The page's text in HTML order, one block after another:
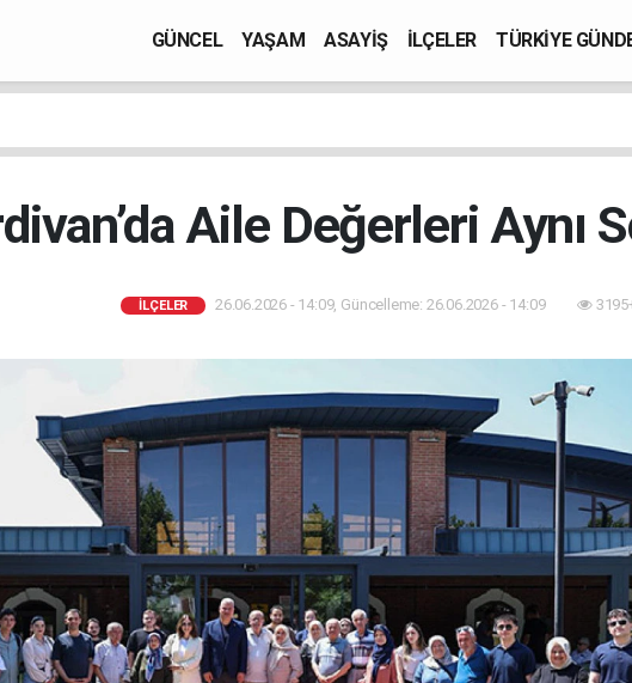
GÜNCEL YAŞAM ASAYİŞ İLÇELER TÜRKİYE
Aile Değerleri Aynı
İLÇELER 26.06.2026 - 14:09, Güncelleme: 26.06.2026 - 14:09